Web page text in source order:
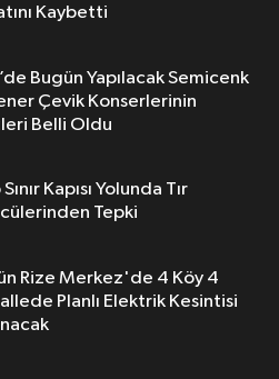
Kaybetti
Bugün Yapılacak Semicenk
Çevik Konserlerinin
Belli Oldu
Kapısı Yolunda Tır
Tepki
Rize Merkez'de 4 Köy 4
Planlı Elektrik Kesintisi